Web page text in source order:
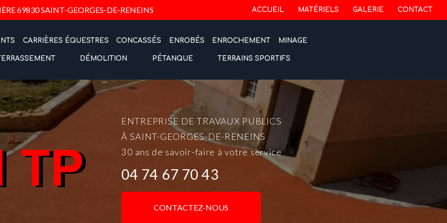
69830 SAINT-GEORGES-DE-RENEINS Navigation secondaire
ACCUEIL MATÉRIELS GALERIE CONTACT
CARRIÈRES ÉQUESTRES CONCASSÉS ENROBÉS ENROCHEMENT MINAGE
DÉMOLITION PÉTANQUE TERRAINS SPORTIFS
ENTREPRISE DE TRAVAUX PUBLICS
À SAINT-GEORGES-DE-RENEINS
30 ans de savoir-faire à votre service
04 74 67 70 43
CONTACTEZ-NOUS